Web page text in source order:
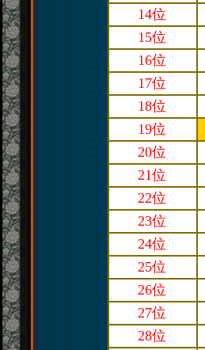
14位
15位
16位
17位
18位
19位
20位
21位
22位
23位
24位
25位
26位
27位
28位